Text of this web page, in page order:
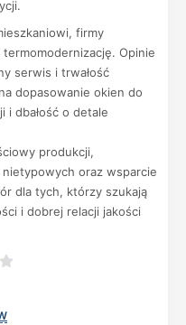
firmy
Opinie
serwis i trwałość
dopasowanie okien do
i dbałość o detale
produkcji,
oraz wsparcie
dla tych, którzy szukają
i dobrej relacji jakości